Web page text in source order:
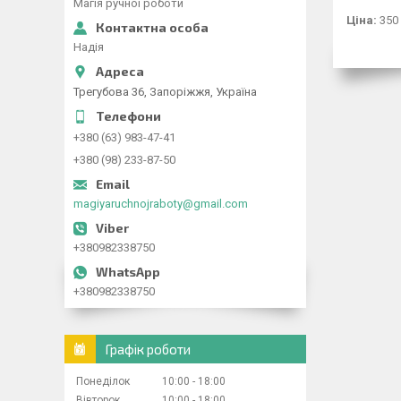
Ціна: 350
Магія ручної роботи
Надія
Трегубова 36, Запоріжжя, Україна
+380 (63) 983-47-41
+380 (98) 233-87-50
magiyaruchnojraboty@gmail.com
+380982338750
+380982338750
Графік роботи
Понеділок 10:00
18:00